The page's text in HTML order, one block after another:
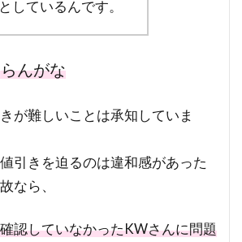
しているんです。
んがな
が難しいことは承知していま
引きを迫るのは違和感があった
なら、
認していなかったKWさんに問題